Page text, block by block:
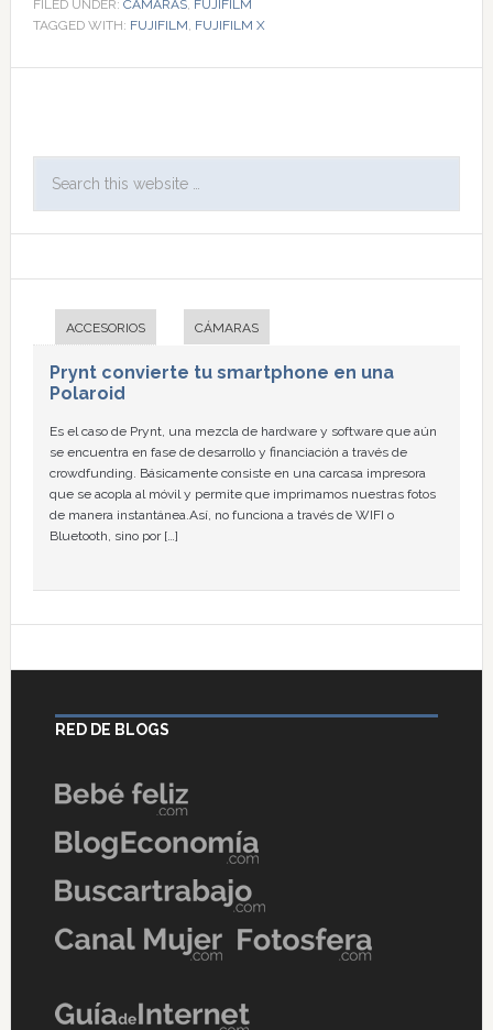
FILED UNDER: CÁMARAS, FUJIFILM
TAGGED WITH: FUJIFILM, FUJIFILM X
ACCESORIOS CÁMARAS
Prynt convierte tu smartphone en una
Polaroid
Es el caso de Prynt, una mezcla de hardware y software que aún
se encuentra en fase de desarrollo y financiación a través de
crowdfunding. Básicamente consiste en una carcasa impresora
que se acopla al móvil y permite que imprimamos nuestras fotos
de manera instantánea.Así, no funciona a través de WIFI o
Bluetooth, sino por […]
RED DE BLOGS